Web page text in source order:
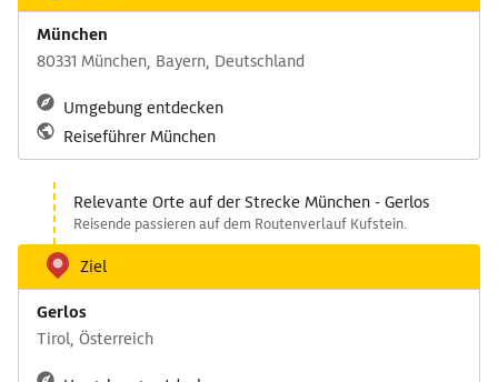
München
80331 München, Bayern, Deutschland
Umgebung entdecken
Reiseführer München
Relevante Orte auf der Strecke München - Gerlos
Reisende passieren auf dem Routenverlauf Kufstein.
Ziel
Gerlos
Tirol, Österreich